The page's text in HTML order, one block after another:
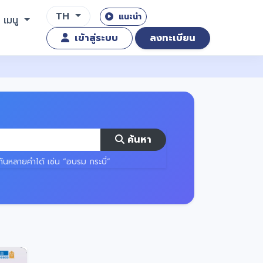
เมนู TH แนะนำ
เข้าสู่ระบบ ลงทะเบียน
ค้นหา
ลายคำได้ เช่น “อบรม กระบี่”